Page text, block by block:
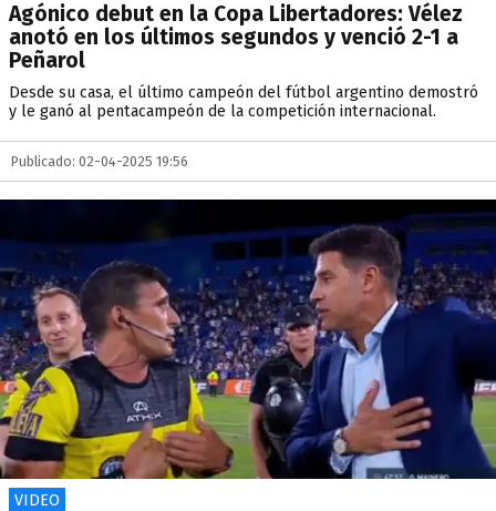
Agónico debut en la Copa Libertadores: Vélez
anotó en los últimos segundos y venció 2-1 a
Peñarol
Desde su casa, el último campeón del fútbol argentino demostró
y le ganó al pentacampeón de la competición internacional.
Publicado: 02-04-2025 19:56
VIDEO